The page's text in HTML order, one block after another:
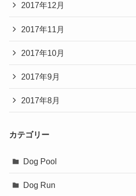
2017年12月
2017年11月
2017年10月
2017年9月
2017年8月
カテゴリー
Dog Pool
Dog Run